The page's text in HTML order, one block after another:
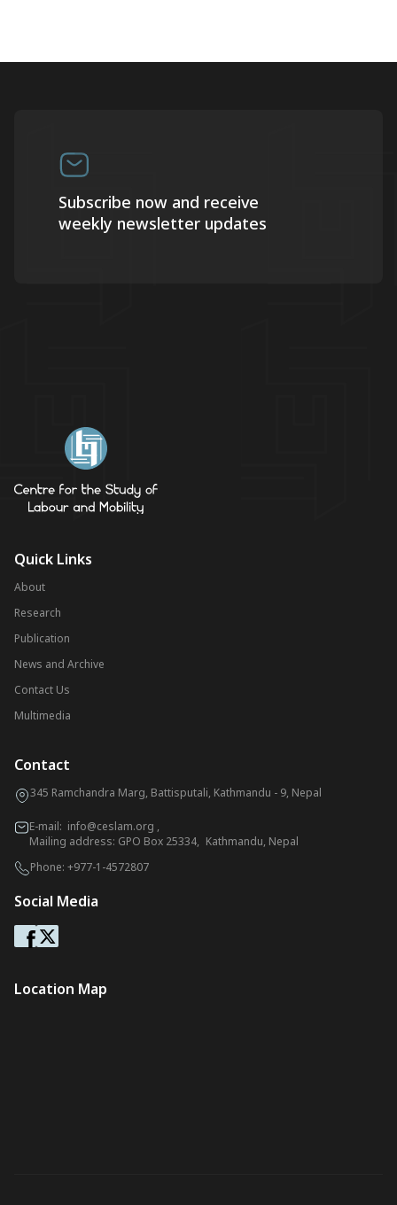
Subscribe now and receive
weekly newsletter updates
Quick Links
About
Research
Publication
News and Archive
Contact Us
Multimedia
Contact
345 Ramchandra Marg, Battisputali, Kathmandu - 9, Nepal
E-mail: info@ceslam.org ,
Mailing address: GPO Box 25334, Kathmandu, Nepal
Phone: +977-1-4572807
Social Media
Location Map